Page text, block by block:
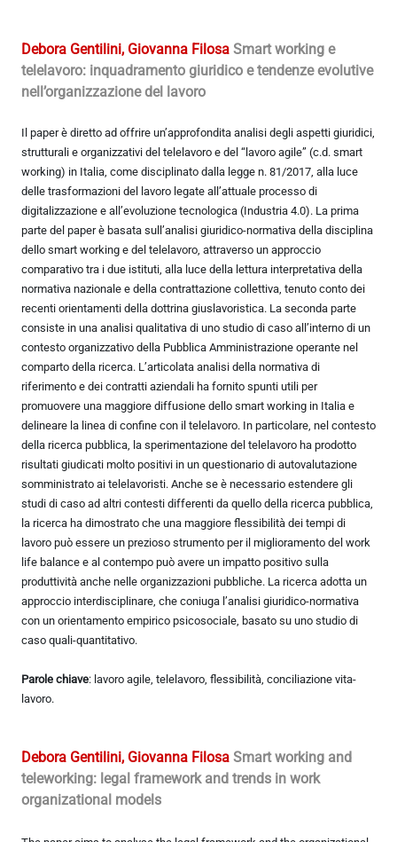
Debora Gentilini, Giovanna Filosa Smart working e
telelavoro: inquadramento giuridico e tendenze evolutive
nell’organizzazione del lavoro
Il paper è diretto ad offrire un’approfondita analisi degli aspetti giuridici,
strutturali e organizzativi del telelavoro e del “lavoro agile” (c.d. smart
working) in Italia, come disciplinato dalla legge n. 81/2017, alla luce
delle trasformazioni del lavoro legate all’attuale processo di
digitalizzazione e all’evoluzione tecnologica (Industria 4.0). La prima
parte del paper è basata sull’analisi giuridico-normativa della disciplina
dello smart working e del telelavoro, attraverso un approccio
comparativo tra i due istituti, alla luce della lettura interpretativa della
normativa nazionale e della contrattazione collettiva, tenuto conto dei
recenti orientamenti della dottrina giuslavoristica. La seconda parte
consiste in una analisi qualitativa di uno studio di caso all’interno di un
contesto organizzativo della Pubblica Amministrazione operante nel
comparto della ricerca. L’articolata analisi della normativa di
riferimento e dei contratti aziendali ha fornito spunti utili per
promuovere una maggiore diffusione dello smart working in Italia e
delineare la linea di confine con il telelavoro. In particolare, nel contesto
della ricerca pubblica, la sperimentazione del telelavoro ha prodotto
risultati giudicati molto positivi in un questionario di autovalutazione
somministrato ai telelavoristi. Anche se è necessario estendere gli
studi di caso ad altri contesti differenti da quello della ricerca pubblica,
la ricerca ha dimostrato che una maggiore flessibilità dei tempi di
lavoro può essere un prezioso strumento per il miglioramento del work
life balance e al contempo può avere un impatto positivo sulla
produttività anche nelle organizzazioni pubbliche. La ricerca adotta un
approccio interdisciplinare, che coniuga l’analisi giuridico-normativa
con un orientamento empirico psicosociale, basato su uno studio di
caso quali-quantitativo.
Parole chiave: lavoro agile, telelavoro, flessibilità, conciliazione vita-
lavoro.
Debora Gentilini, Giovanna Filosa Smart working and
teleworking: legal framework and trends in work
organizational models